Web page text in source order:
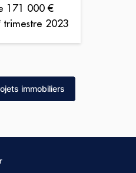
171 000 €
trimestre 2023
immobiliers